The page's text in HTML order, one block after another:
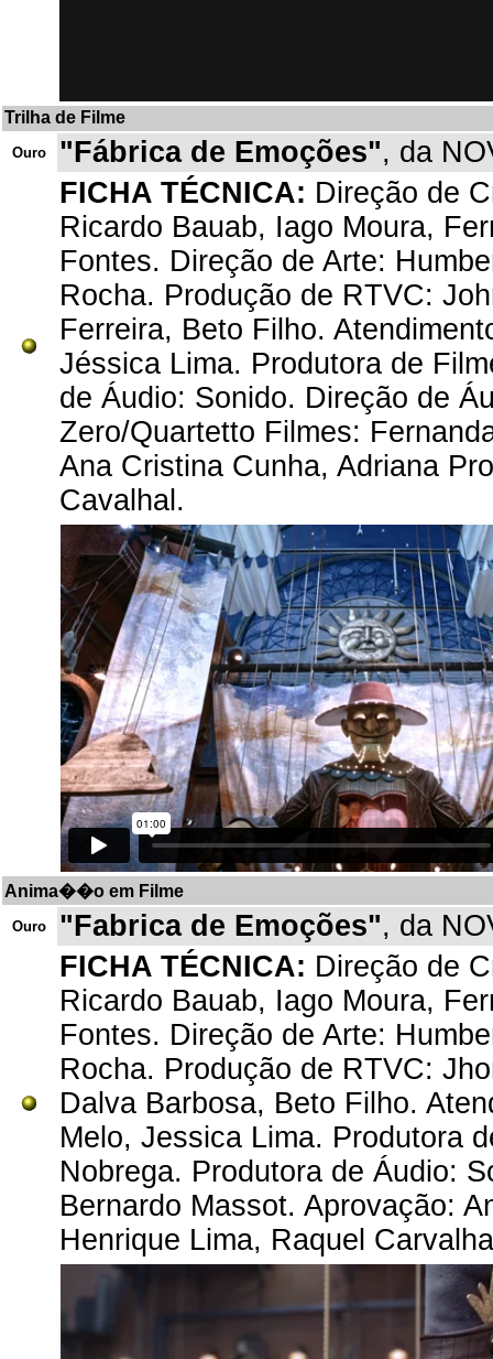
Trilha de Filme
Ouro "Fábrica de Emoções", da
FICHA TÉCNICA: Direção de
Ricardo Bauab, Iago Moura,
Fontes. Direção de Arte:
Rocha. Produção de RTVC:
Ferreira, Beto Filho.
Jéssica Lima. Produtora de
de Áudio: Sonido. Direção de
Zero/Quartetto Filmes:
Ana Cristina Cunha, Adriana
Cavalhal.
Anima��o em Filme
Ouro "Fabrica de Emoções", da
FICHA TÉCNICA: Direção de
Ricardo Bauab, Iago Moura,
Fontes. Direção de Arte:
Rocha. Produção de RTVC:
Dalva Barbosa, Beto Filho.
Melo, Jessica Lima. Produtora
Nobrega. Produtora de Áudio:
Bernardo Massot. Aprovação:
Henrique Lima, Raquel